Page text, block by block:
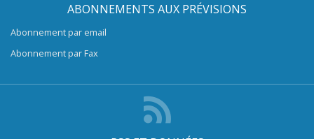
ABONNEMENTS AUX PRÉVISIONS
Abonnement par email
Abonnement par Fax